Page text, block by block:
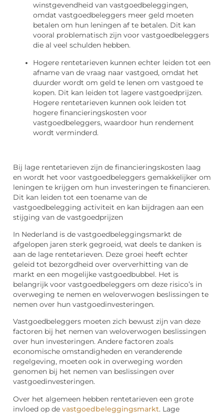
winstgevendheid van vastgoedbeleggingen,
omdat vastgoedbeleggers meer geld moeten
betalen om hun leningen af te betalen. Dit kan
vooral problematisch zijn voor vastgoedbeleggers
die al veel schulden hebben.
Hogere rentetarieven kunnen echter leiden tot een
afname van de vraag naar vastgoed, omdat het
duurder wordt om geld te lenen om vastgoed te
kopen. Dit kan leiden tot lagere vastgoedprijzen.
Hogere rentetarieven kunnen ook leiden tot
hogere financieringskosten voor
vastgoedbeleggers, waardoor hun rendement
wordt verminderd.
Bij lage rentetarieven zijn de financieringskosten laag
en wordt het voor vastgoedbeleggers gemakkelijker om
leningen te krijgen om hun investeringen te financieren.
Dit kan leiden tot een toename van de
vastgoedbelegging activiteit en kan bijdragen aan een
stijging van de vastgoedprijzen
In Nederland is de vastgoedbeleggingsmarkt de
afgelopen jaren sterk gegroeid, wat deels te danken is
aan de lage rentetarieven. Deze groei heeft echter
geleid tot bezorgdheid over oververhitting van de
markt en een mogelijke vastgoedbubbel. Het is
belangrijk voor vastgoedbeleggers om deze risico’s in
overweging te nemen en weloverwogen beslissingen te
nemen over hun vastgoedinvesteringen.
Vastgoedbeleggers moeten zich bewust zijn van deze
factoren bij het nemen van weloverwogen beslissingen
over hun investeringen. Andere factoren zoals
economische omstandigheden en veranderende
regelgeving, moeten ook in overweging worden
genomen bij het nemen van beslissingen over
vastgoedinvesteringen.
Over het algemeen hebben rentetarieven een grote
invloed op de vastgoedbeleggingsmarkt. Lage